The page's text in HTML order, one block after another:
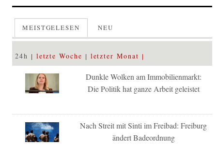
MEISTGELESEN NEU
24h letzte Woche letzter Monat
Dunkle Wolken am Immobilienmarkt:
Die Politik hat ganze Arbeit geleistet
Nach Streit mit Sinti im Freibad: Freiburg
ändert Badeordnung